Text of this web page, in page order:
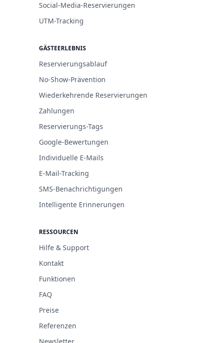
Social-Media-Reservierungen
UTM-Tracking
GÄSTEERLEBNIS
Reservierungsablauf
No-Show-Prävention
Wiederkehrende Reservierungen
Zahlungen
Reservierungs-Tags
Google-Bewertungen
Individuelle E-Mails
E-Mail-Tracking
SMS-Benachrichtigungen
Intelligente Erinnerungen
RESSOURCEN
Hilfe & Support
Kontakt
Funktionen
FAQ
Preise
Referenzen